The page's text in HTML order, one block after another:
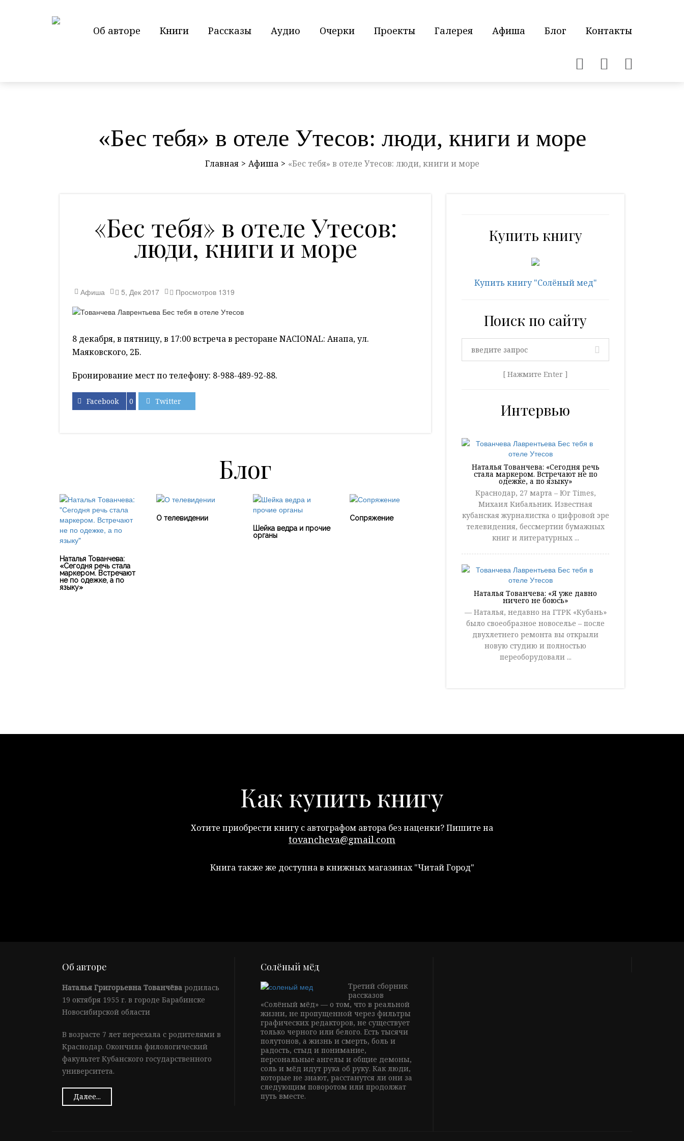
Об авторе Книги Рассказы Аудио Очерки Проекты Галерея Афиша Блог Контакты
«Бес тебя» в отеле Утесов: люди, книги и море
Главная Афиша «Бес тебя» в отеле Утесов: люди, книги и море
«Бес тебя» в отеле Утесов:
люди, книги и море
Афиша 5, Дек 2017 Просмотров 1319
8 декабря, в пятницу, в 17:00 встреча в ресторане NACIONAL: Анапа, ул.
Маяковского, 2Б.
Бронирование мест по телефону: 8-988-489-92-88.
Facebook 0 Twitter
Блог
Наталья Тованчева:
«Сегодня речь стала
маркером. Встречают
не по одежке, а по
языку»
О телевидении
Шейка ведра и прочие
органы
Сопряжение
Купить книгу
Купить книгу "Солёный мед"
Поиск по сайту
[ Нажмите Enter ]
Интервью
Наталья Тованчева: «Сегодня речь
стала маркером. Встречают не по
одежке, а по языку»
Краснодар, 27 марта – Юг Times,
Михаил Кибальник. Известная
кубанская журналистка о цифровой эре
телевидения, бессмертии бумажных
книг и литературных ...
Наталья Тованчева: «Я уже давно
ничего не боюсь»
— Наталья, недавно на ГТРК «Кубань»
было своеобразное новоселье – после
двухлетнего ремонта вы открыли
новую студию и полностью
переоборудовали ...
Как купить книгу
Хотите приобрести книгу с автографом автора без наценки? Пишите на
tovancheva@gmail.com
Книга также же доступна в книжных магазинах "Читай Город"
Об авторе
Наталья Григорьевна Тованчёва родилась
19 октября 1955 г. в городе Барабинске
Новосибирской области
В возрасте 7 лет переехала с родителями в
Краснодар. Окончила филологический
факультет Кубанского государственного
университета.
Далее...
Солёный мёд
Третий сборник
рассказов
«Солёный мёд» — о том, что в реальной
жизни, не пропущенной через фильтры
графических редакторов, не существует
только черного или белого. Есть тысячи
полутонов, а жизнь и смерть, боль и
радость, стыд и понимание,
персональные ангелы и общие демоны,
соль и мёд идут рука об руку. Как люди,
которые не знают, расстанутся ли они за
следующим поворотом или продолжат
путь вместе.